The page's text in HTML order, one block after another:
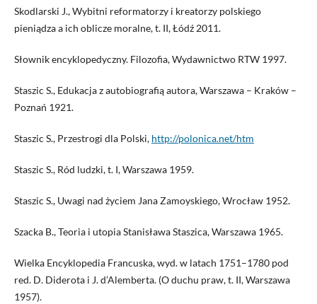
Skodlarski J., Wybitni reformatorzy i kreatorzy polskiego
pieniądza a ich oblicze moralne, t. II, Łódź 2011.
Słownik encyklopedyczny. Filozofia, Wydawnictwo RTW 1997.
Staszic S., Edukacja z autobiografią autora, Warszawa – Kraków –
Poznań 1921.
Staszic S., Przestrogi dla Polski, http://polonica.net/htm
Staszic S., Ród ludzki, t. I, Warszawa 1959.
Staszic S., Uwagi nad życiem Jana Zamoyskiego, Wrocław 1952.
Szacka B., Teoria i utopia Stanisława Staszica, Warszawa 1965.
Wielka Encyklopedia Francuska, wyd. w latach 1751–1780 pod
red. D. Diderota i J. d’Alemberta. (O duchu praw, t. II, Warszawa
1957).